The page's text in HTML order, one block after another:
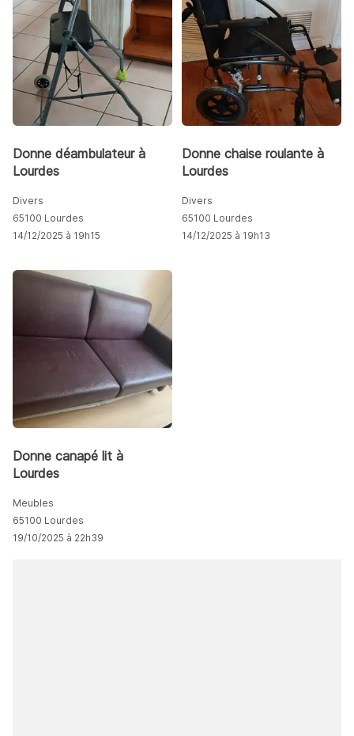
Donne déambulateur à
Lourdes
Divers
65100 Lourdes
14/12/2025 à 19h15
Donne chaise roulante à
Lourdes
Divers
65100 Lourdes
14/12/2025 à 19h13
Donne canapé lit à
Lourdes
Meubles
65100 Lourdes
19/10/2025 à 22h39